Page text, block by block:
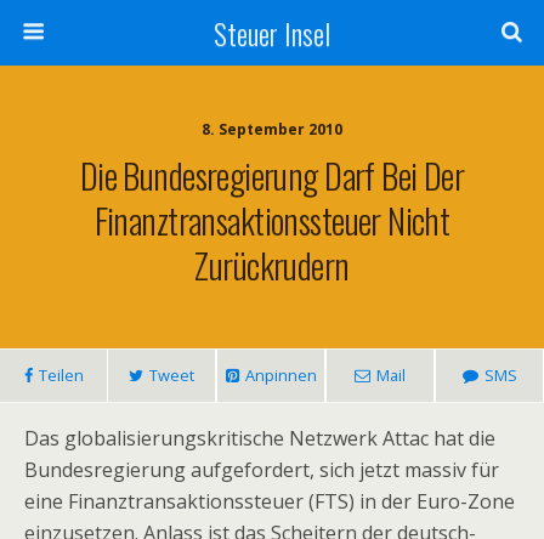
Steuer Insel
8. September 2010
Die Bundesregierung Darf Bei Der
Finanztransaktionssteuer Nicht
Zurückrudern
Teilen Tweet Anpinnen Mail SMS
Das globalisierungskritische Netzwerk Attac hat die
Bundesregierung aufgefordert, sich jetzt massiv für
eine Finanztransaktionssteuer (FTS) in der Euro-Zone
einzusetzen. Anlass ist das Scheitern der deutsch-